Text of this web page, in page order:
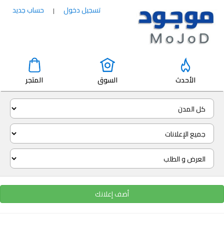
تسجيل دخول | حساب جديد
الأحدث السوق المتجر
أضف إعلانك